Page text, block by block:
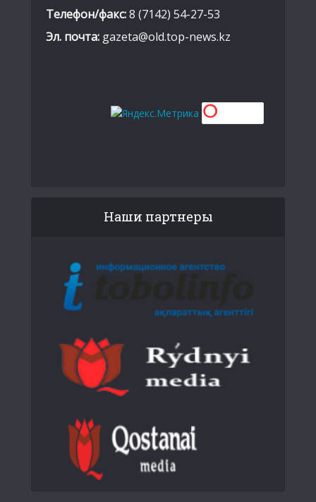
Телефон/факс:8 (7142) 54-27-53
Эл. почта: gazeta@old.top-news.kz
Наши партнеры